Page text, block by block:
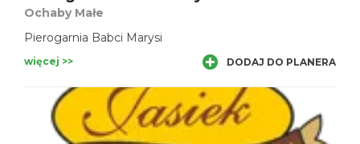
Ochaby Małe
Pierogarnia Babci Marysi
więcej >> DODAJ DO PLANERA